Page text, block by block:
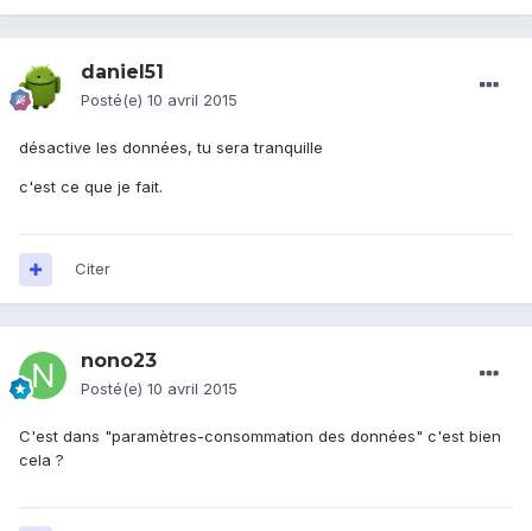
daniel51
Posté(e) 10 avril 2015
désactive les données, tu sera tranquille
c'est ce que je fait.
Citer
nono23
Posté(e) 10 avril 2015
C'est dans "paramètres-consommation des données" c'est bien
cela ?